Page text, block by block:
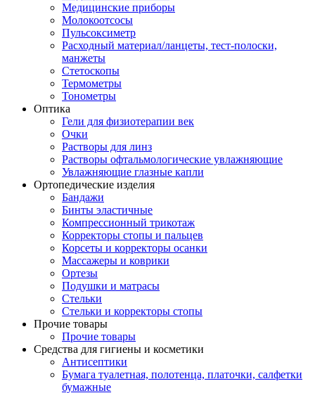
Медицинские приборы
Молокоотсосы
Пульсоксиметр
Расходный материал/ланцеты, тест-полоски,
манжеты
Стетоскопы
Термометры
Тонометры
Оптика
Гели для физиотерапии век
Очки
Растворы для линз
Растворы офтальмологические увлажняющие
Увлажняющие глазные капли
Ортопедические изделия
Бандажи
Бинты эластичные
Компрессионный трикотаж
Корректоры стопы и пальцев
Корсеты и корректоры осанки
Массажеры и коврики
Ортезы
Подушки и матрасы
Стельки
Стельки и корректоры стопы
Прочие товары
Прочие товары
Средства для гигиены и косметики
Антисептики
Бумага туалетная, полотенца, платочки, салфетки
бумажные